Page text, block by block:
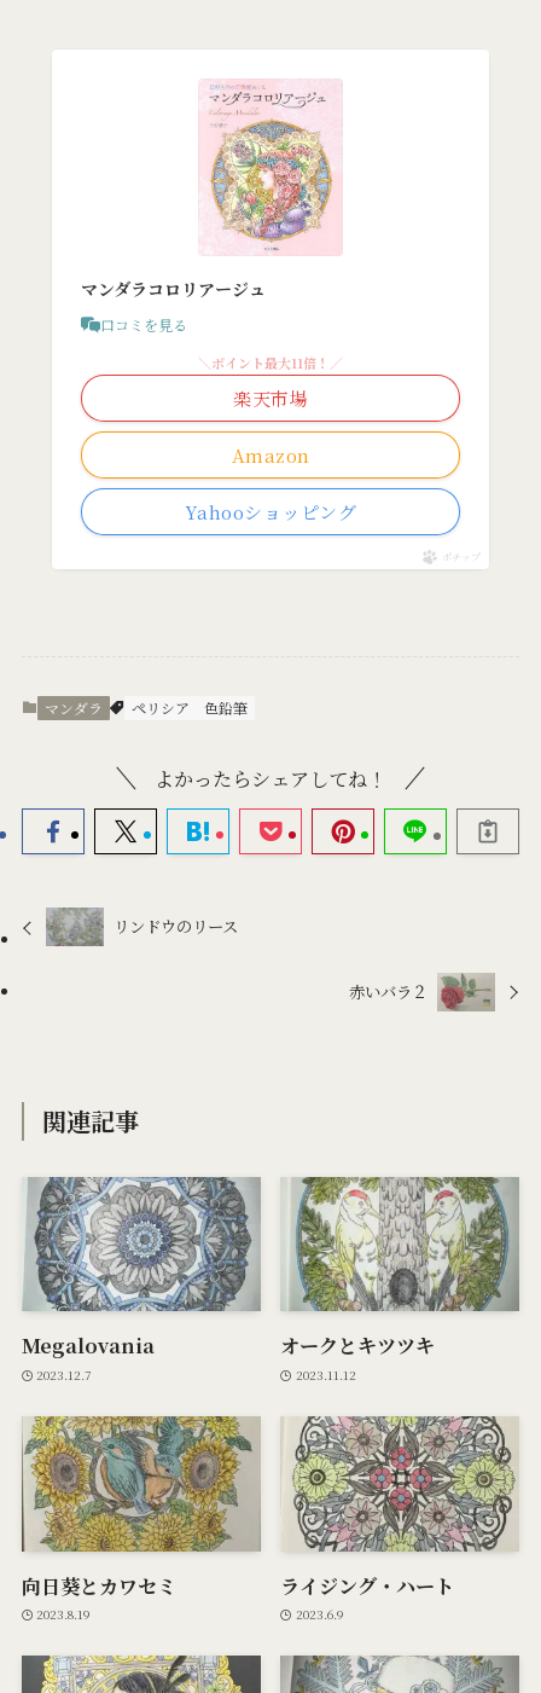
マンダラコロリアージュ
口コミを見る
Amazon
＼ポイント最大11倍！／
楽天市場
Yahooショッピング
ポチップ
マンダラ ペリシア 色鉛筆
よかったらシェアしてね！
リンドウのリース
赤いバラ２
関連記事
Megalovania
2023.12.7
オークとキツツキ
2023.11.12
向日葵とカワセミ
2023.8.19
ライジング・ハート
2023.6.9